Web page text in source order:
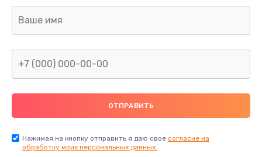
Нажимая на кнопку отправить я даю свое согласие на
обработку моих персональных данных.